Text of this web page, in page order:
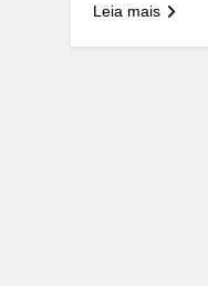
Leia mais